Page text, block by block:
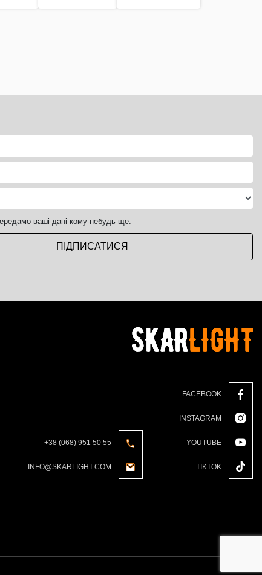
ваші дані кому-небудь ще.
ПІДПИСАТИСЯ
+38 (068) 951 50 55
INFO@SKARLIGHT.COM
FACEBOOK
INSTAGRAM
YOUTUBE
TIKTOK